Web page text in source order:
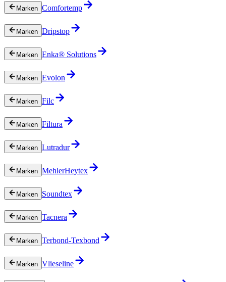
Marken Comfortemp
Marken Dripstop
Marken Enka® Solutions
Marken Evolon
Marken Filc
Marken Filtura
Marken Lutradur
Marken MehlerHeytex
Marken Soundtex
Marken Tacnera
Marken Terbond-Texbond
Marken Vlieseline